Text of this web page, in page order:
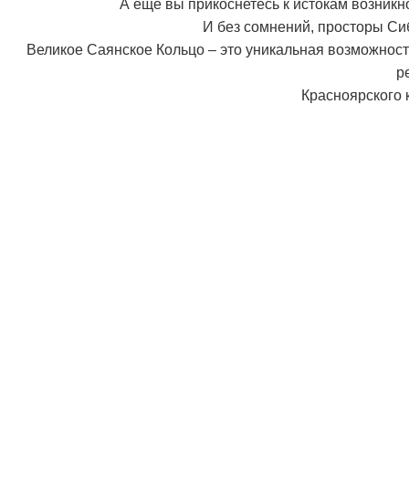
А еще вы прикоснетесь к истокам
И без сомнений, просторы
Великое Саянское Кольцо – это уникальная